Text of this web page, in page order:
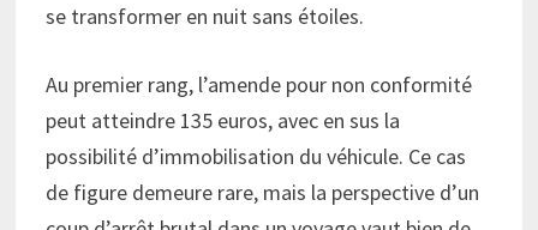
se transformer en nuit sans étoiles.
Au premier rang, l’amende pour non conformité
peut atteindre 135 euros, avec en sus la
possibilité d’immobilisation du véhicule. Ce cas
de figure demeure rare, mais la perspective d’un